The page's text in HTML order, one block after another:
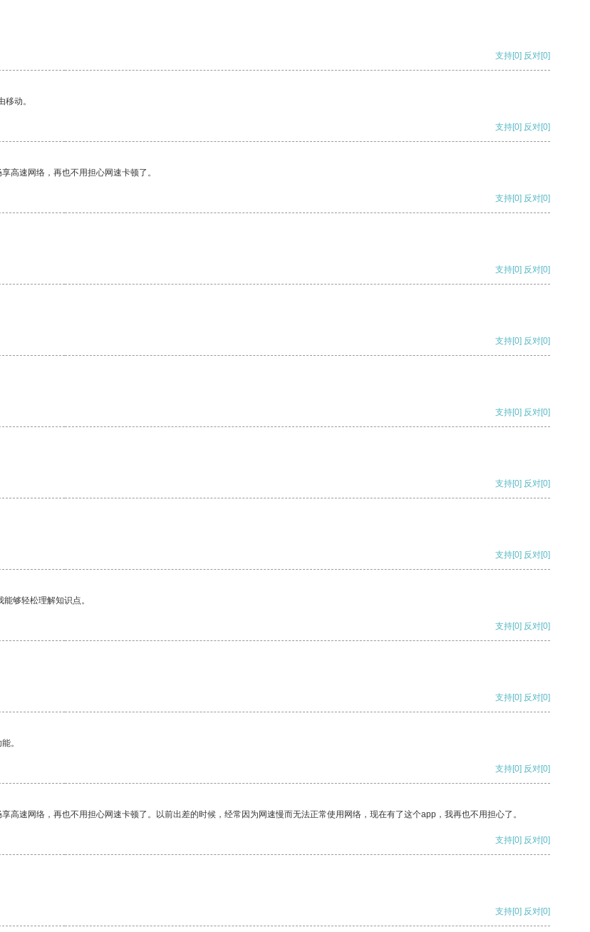
支持[0] 反对[0]
动。
支持[0] 反对[0]
高速网络，再也不用担心网速卡顿了。
支持[0] 反对[0]
支持[0] 反对[0]
支持[0] 反对[0]
支持[0] 反对[0]
支持[0] 反对[0]
支持[0] 反对[0]
够轻松理解知识点。
支持[0] 反对[0]
支持[0] 反对[0]
。
支持[0] 反对[0]
速网络，再也不用担心网速卡顿了。以前出差的时候，经常因为网速慢而无法正常使用网络，现在有了这个app，我再也不用担心了。
支持[0] 反对[0]
支持[0] 反对[0]